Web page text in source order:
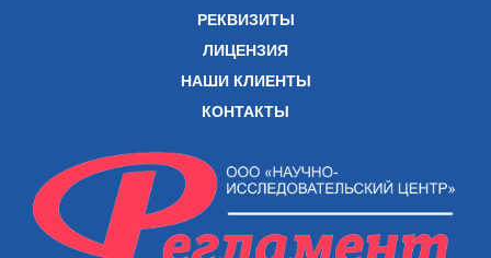
РЕКВИЗИТЫ
ЛИЦЕНЗИЯ
НАШИ КЛИЕНТЫ
КОНТАКТЫ